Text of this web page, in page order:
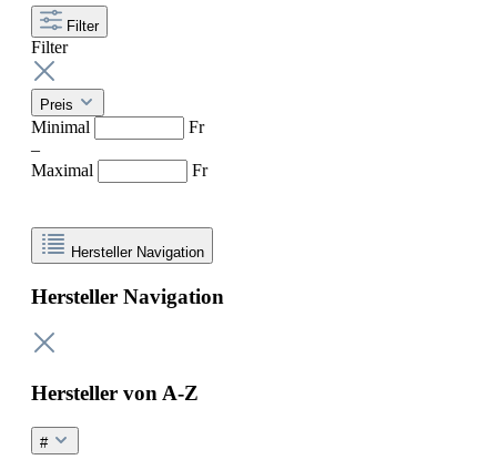
Filter
Filter
Preis
Minimal
Fr
–
Maximal
Fr
Hersteller Navigation
Hersteller Navigation
Hersteller von A-Z
#